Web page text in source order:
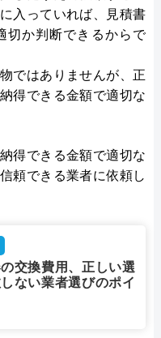
入っていれば、見積書
切か判断できるからで
ではありませんが、正
得できる金額で適切な
得できる金額で適切な
頼できる業者に依頼し
交換費用、正しい選
ない業者選びのポイ